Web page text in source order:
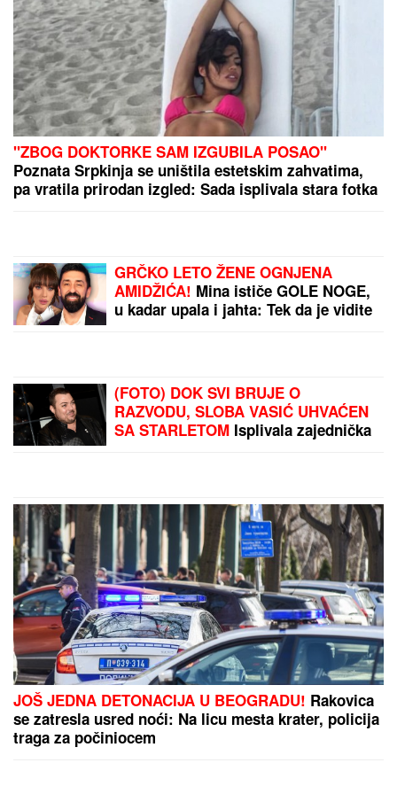
PUTA KOD VLASOTINCA:
saobraćajnoj nezgodi
povređene tri osobe
NEKA SE SPREME
Potres u Premijer ligi:
Liverpul dovodi štopera
Barse
PREPORUKA ZA VAS
"ZBOG DOKTORKE SAM IZGUBILA POSAO"